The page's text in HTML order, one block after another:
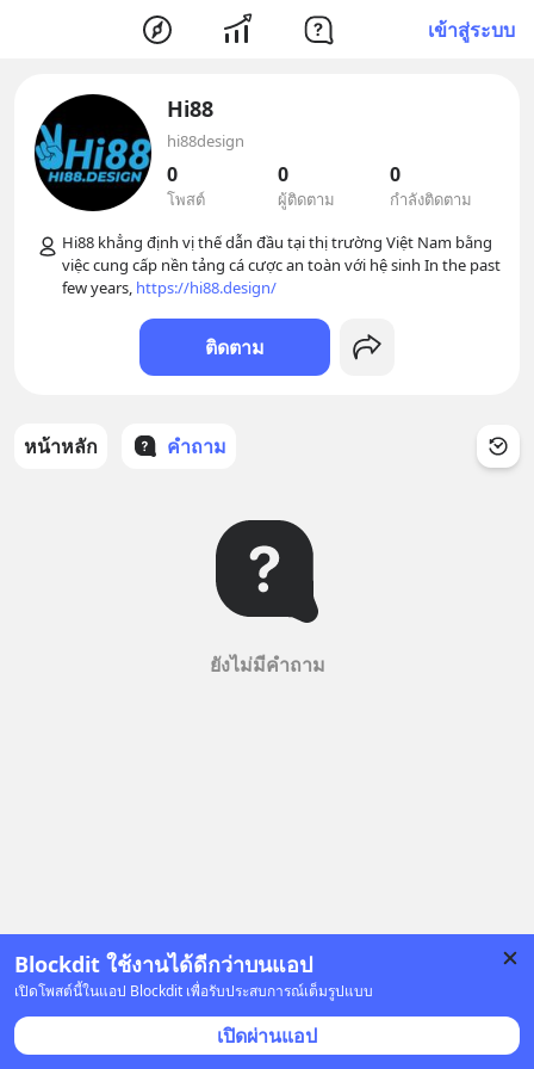
เข้าสู่ระบบ
Blockdit ใช้งานได้ดีกว่าบนแอป
เปิดโพสต์นี้ในแอป Blockdit เพื่อรับประสบการณ์เต็มรูปแบบ
เปิดผ่านแอป
Hi88
hi88design
0
โพสต์
0
ผู้ติดตาม
0
กำลังติดตาม
Hi88 khẳng định vị thế dẫn đầu tại thị trường Việt Nam bằng
việc cung cấp nền tảng cá cược an toàn với hệ sinh In the past
few years, https://hi88.design/
ติดตาม
หน้าหลัก คำถาม
ยังไม่มีคำถาม